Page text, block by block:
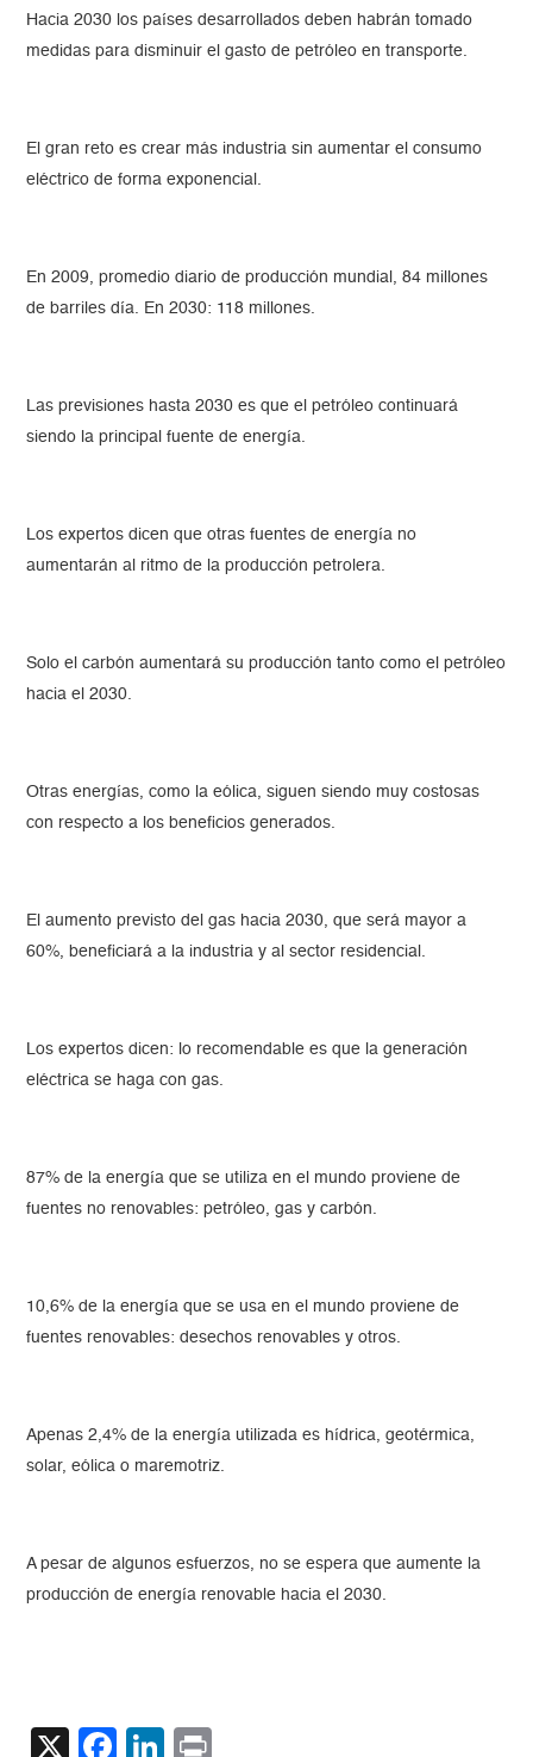
Hacia 2030 los países desarrollados deben habrán tomado
medidas para disminuir el gasto de petróleo en transporte.
El gran reto es crear más industria sin aumentar el consumo
eléctrico de forma exponencial.
En 2009, promedio diario de producción mundial, 84 millones
de barriles día. En 2030: 118 millones.
Las previsiones hasta 2030 es que el petróleo continuará
siendo la principal fuente de energía.
Los expertos dicen que otras fuentes de energía no
aumentarán al ritmo de la producción petrolera.
Solo el carbón aumentará su producción tanto como el petróleo
hacia el 2030.
Otras energías, como la eólica, siguen siendo muy costosas
con respecto a los beneficios generados.
El aumento previsto del gas hacia 2030, que será mayor a
60%, beneficiará a la industria y al sector residencial.
Los expertos dicen: lo recomendable es que la generación
eléctrica se haga con gas.
87% de la energía que se utiliza en el mundo proviene de
fuentes no renovables: petróleo, gas y carbón.
10,6% de la energía que se usa en el mundo proviene de
fuentes renovables: desechos renovables y otros.
Apenas 2,4% de la energía utilizada es hídrica, geotérmica,
solar, eólica o maremotriz.
A pesar de algunos esfuerzos, no se espera que aumente la
producción de energía renovable hacia el 2030.
X Facebook
LinkedIn